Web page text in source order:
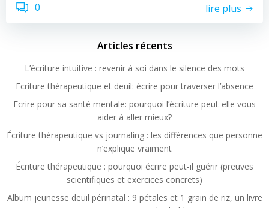
0 lire plus
Articles récents
L’écriture intuitive : revenir à soi dans le silence des mots
Ecriture thérapeutique et deuil: écrire pour traverser l’absence
Ecrire pour sa santé mentale: pourquoi l’écriture peut-elle vous
aider à aller mieux?
Écriture thérapeutique vs journaling : les différences que personne
n’explique vraiment
Écriture thérapeutique : pourquoi écrire peut-il guérir (preuves
scientifiques et exercices concrets)
Album jeunesse deuil périnatal : 9 pétales et 1 grain de riz, un livre